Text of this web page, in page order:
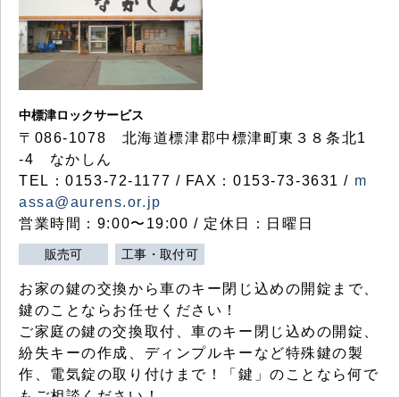
中標津ロックサービス
〒086-1078 北海道標津郡中標津町東３８条北1
-4 なかしん
TEL：0153-72-1177 / FAX：0153-73-3631 / m
assa@aurens.or.jp
営業時間：9:00〜19:00 / 定休日：日曜日
販売可 工事・取付可
お家の鍵の交換から車のキー閉じ込めの開錠まで、
鍵のことならお任せください！
ご家庭の鍵の交換取付、車のキー閉じ込めの開錠、
紛失キーの作成、ディンプルキーなど特殊鍵の製
作、電気錠の取り付けまで！「鍵」のことなら何で